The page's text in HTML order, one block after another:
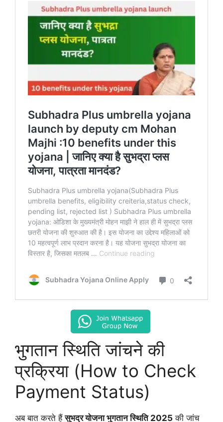
भुगतान स्थिति जांचने की
प्रक्रिया (How to Check
Payment Status)
अब बात करते हैंसुभद्र योजना भुगतान स्थिति 2025 की जांच